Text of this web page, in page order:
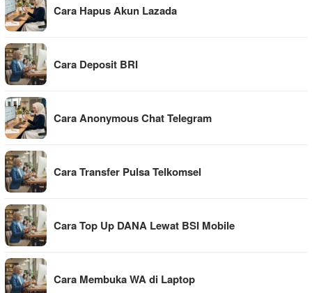
Cara Hapus Akun Lazada
Cara Deposit BRI
Cara Anonymous Chat Telegram
Cara Transfer Pulsa Telkomsel
Cara Top Up DANA Lewat BSI Mobile
Cara Membuka WA di Laptop